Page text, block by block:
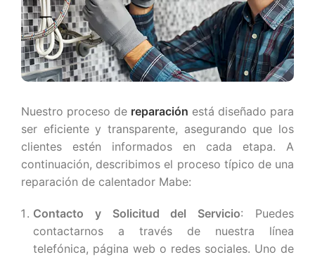
Nuestro proceso de reparación está diseñado para
ser eficiente y transparente, asegurando que los
clientes estén informados en cada etapa. A
continuación, describimos el proceso típico de una
reparación de calentador Mabe:
Contacto y Solicitud del Servicio: Puedes
contactarnos a través de nuestra línea
telefónica, página web o redes sociales. Uno de